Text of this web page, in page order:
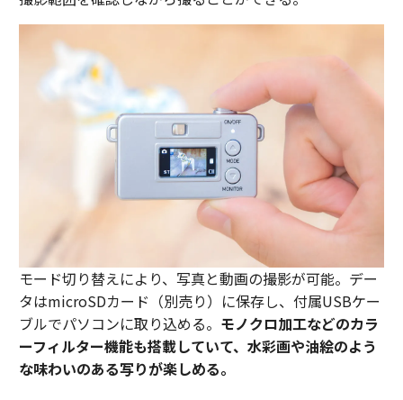
モード切り替えにより、写真と動画の撮影が可能。デー
タはmicroSDカード（別売り）に保存し、付属USBケー
ブルでパソコンに取り込める。 モノクロ加工などのカラ
ーフィルター機能も搭載していて、水彩画や油絵のよう
な味わいのある写りが楽しめる。